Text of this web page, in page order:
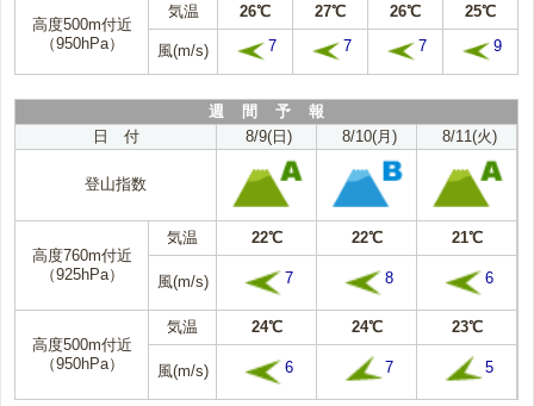
高度500m付近
（950hPa）
気温 26℃ 27℃ 26℃ 25℃
風(m/s) 7 7 7 9
週 間 予 報
日 付
8/9(日) 8/10(月) 8/11(火)
登山指数
高度760m付近
（925hPa）
気温 22℃ 22℃ 21℃
風(m/s) 7 8 6
高度500m付近
（950hPa）
気温 24℃ 24℃ 23℃
風(m/s) 6 7 5